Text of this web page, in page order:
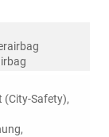
(City-Safety),